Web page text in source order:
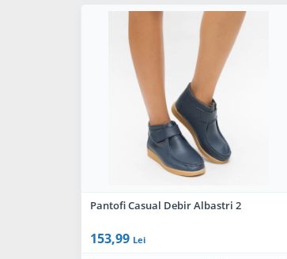
Pantofi Casual Debir Albastri 2
153,99 Lei